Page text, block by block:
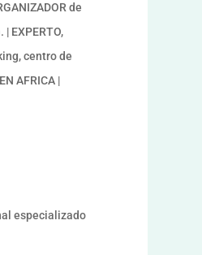
de
EXPERTO,
centro de
AFRICA |
especializado